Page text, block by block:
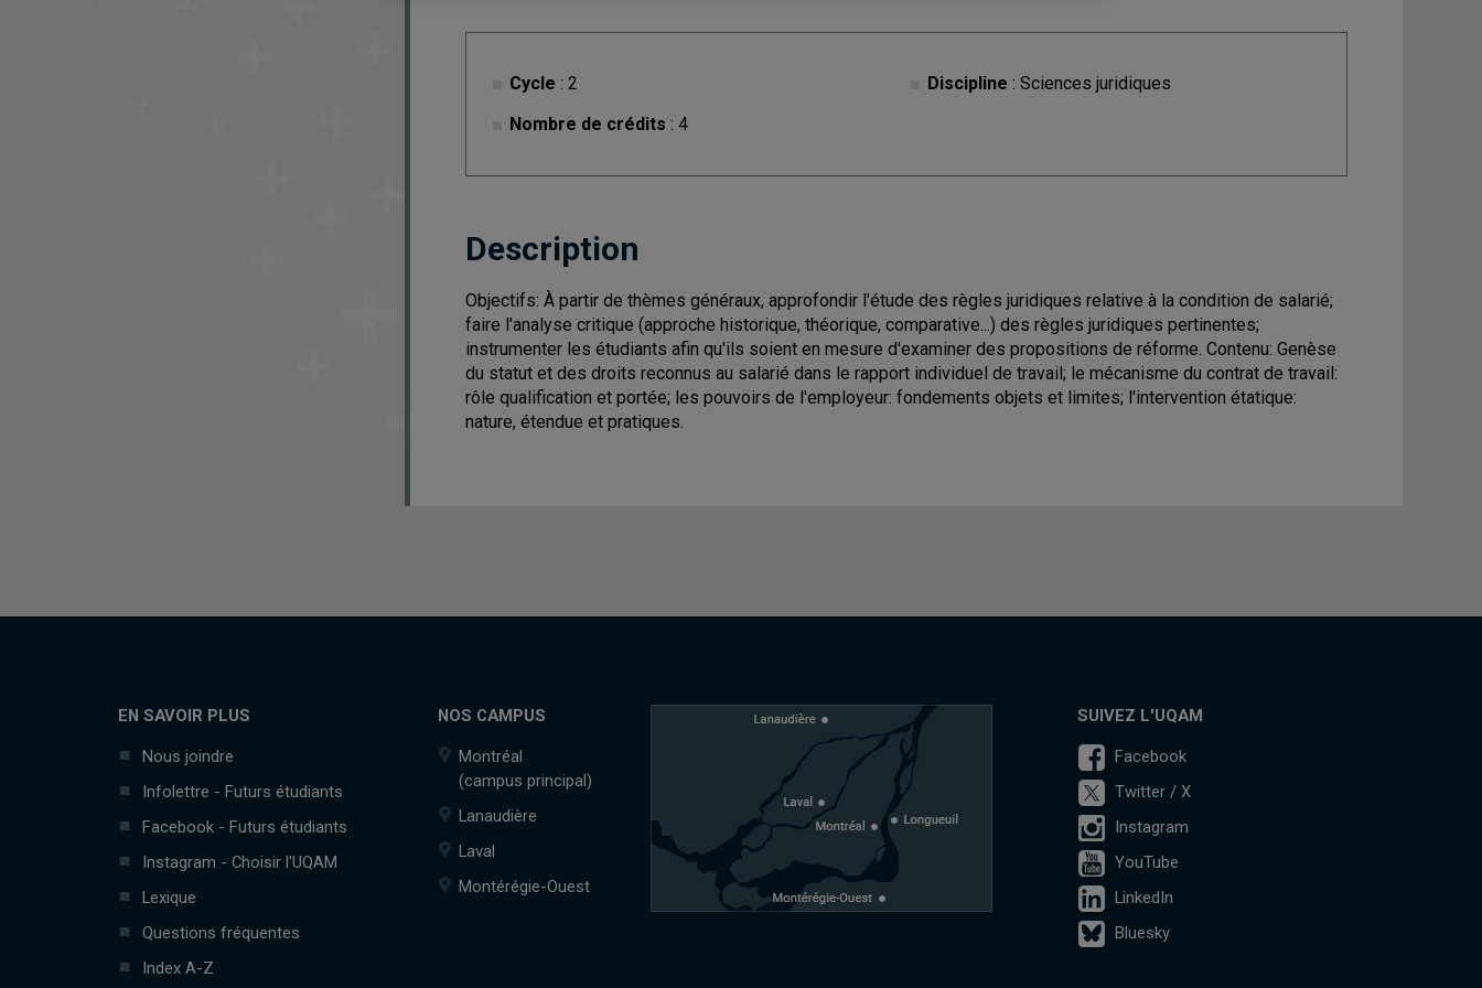
Cycle : 2
Nombre de crédits : 4
Discipline : Sciences juridiques
Description
Objectifs: À partir de thèmes généraux, approfondir l'étude des règles juridiques relative à la condition de salarié;
faire l'analyse critique (approche historique, théorique, comparative...) des règles juridiques pertinentes;
instrumenter les étudiants afin qu'ils soient en mesure d'examiner des propositions de réforme. Contenu: Genèse
du statut et des droits reconnus au salarié dans le rapport individuel de travail; le mécanisme du contrat de travail:
rôle qualification et portée; les pouvoirs de l'employeur: fondements objets et limites; l'intervention étatique:
nature, étendue et pratiques.
EN SAVOIR PLUS
Nous joindre
Infolettre - Futurs étudiants
Facebook - Futurs étudiants
Instagram - Choisir l'UQAM
Lexique
Questions fréquentes
Index A-Z
NOS CAMPUS
Montréal
(campus principal)
Lanaudière
Laval
Montérégie-Ouest
SUIVEZ L'UQAM
Facebook
Twitter / X
Instagram
YouTube
LinkedIn
Bluesky